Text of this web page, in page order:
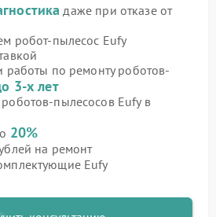
даже при отказе от
робот-пылесос Eufy
работы по ремонту роботов-
3-х лет
пылесосов Eufy в
20%
на ремонт
Eufy